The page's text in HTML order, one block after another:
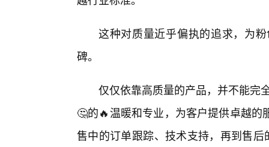
这种对质量近乎偏执的追求，为
碑。
仅仅依靠高质量的产品，并不能完
🤔的🔥温暖和专业，为客户提供卓越
售中的订单跟踪、技术支持，再到售